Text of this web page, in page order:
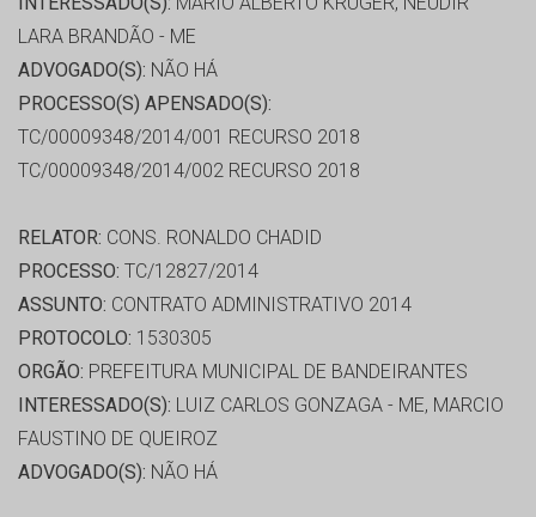
LARA BRANDÃO - ME
ADVOGADO(S): NÃO HÁ
PROCESSO(S) APENSADO(S):
TC/00009348/2014/001 RECURSO 2018
TC/00009348/2014/002 RECURSO 2018
RELATOR: CONS. RONALDO CHADID
PROCESSO: TC/12827/2014
ASSUNTO: CONTRATO ADMINISTRATIVO 2014
PROTOCOLO: 1530305
ORGÃO: PREFEITURA MUNICIPAL DE BANDEIRANTES
INTERESSADO(S): LUIZ CARLOS GONZAGA - ME, MARCIO
FAUSTINO DE QUEIROZ
ADVOGADO(S): NÃO HÁ